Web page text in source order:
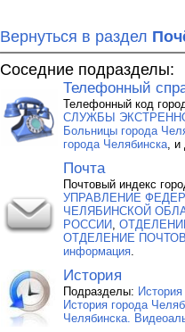
Вернуться в раздел
Соседние подразделы:
Телефонный
Телефонный код
СЛУЖБЫ
Больницы города
города Челябинска ,
Почта
Почтовый индекс
УПРАВЛЕНИЕ
ЧЕЛЯБИНСКОЙ
РОССИИ
ОТДЕЛЕНИЕ
информация
История
Подразделы:
История города
Челябинска.